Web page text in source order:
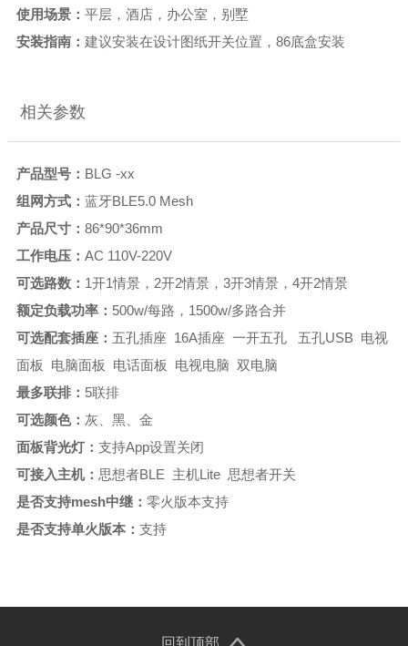
使用场景： 平层，酒店，办公室，别墅
安装指南： 建议安装在设计图纸开关位置，86底盒安装
相关参数
产品型号： BLG -xx
组网方式： 蓝牙BLE5.0 Mesh
产品尺寸： 86*90*36mm
工作电压： AC 110V-220V
可选路数： 1开1情景，2开2情景，3开3情景，4开2情景
额定负载功率： 500w/每路，1500w/多路合并
可选配套插座： 五孔插座 16A插座 一开五孔 五孔USB 电视
面板 电脑面板 电话面板 电视电脑 双电脑
最多联排： 5联排
可选颜色： 灰、黑、金
面板背光灯： 支持App设置关闭
可接入主机： 思想者BLE 主机Lite 思想者开关
是否支持mesh中继： 零火版本支持
是否支持单火版本： 支持
回到顶部